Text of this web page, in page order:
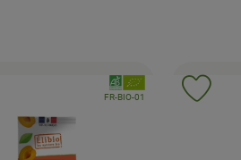
, Association:
, Autorité de contrôle:
FR-BIO-01
le produit aux favoris